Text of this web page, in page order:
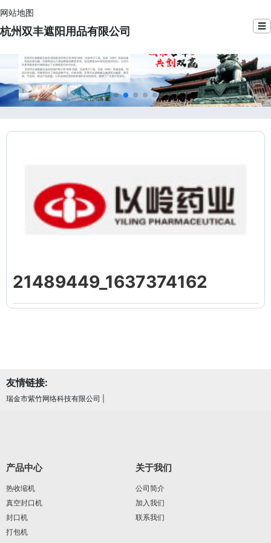
网站地图
杭州双丰遮阳用品有限公司 ☰
21489449_1637374162
友情链接:
瑞金市紫竹网络科技有限公司
产品中心
热收缩机
真空封口机
封口机
打包机
关于我们
公司简介
加入我们
联系我们